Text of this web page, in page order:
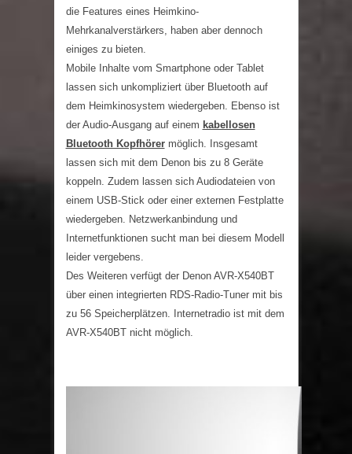
die Features eines Heimkino-
Mehrkanalverstärkers, haben aber dennoch
einiges zu bieten.
Mobile Inhalte vom Smartphone oder Tablet
lassen sich unkompliziert über Bluetooth auf
dem Heimkinosystem wiedergeben. Ebenso ist
der Audio-Ausgang auf einem kabellosen
Bluetooth Kopfhörermöglich. Insgesamt
lassen sich mit dem Denon bis zu 8 Geräte
koppeln. Zudem lassen sich Audiodateien von
einem USB-Stick oder einer externen Festplatte
wiedergeben. Netzwerkanbindung und
Internetfunktionen sucht man bei diesem Modell
leider vergebens.
Des Weiteren verfügt der Denon AVR-X540BT
über einen integrierten RDS-Radio-Tuner mit bis
zu 56 Speicherplätzen. Internetradio ist mit dem
AVR-X540BT nicht möglich.